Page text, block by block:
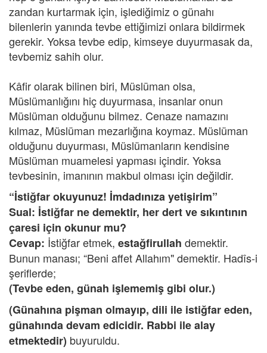
zandan kurtarmak için, işlediğimiz o günahı
bilenlerin yanında tevbe ettiğimizi onlara bildirmek
gerekir. Yoksa tevbe edip, kimseye duyurmasak da,
tevbemiz sahih olur.
Kâfir olarak bilinen biri, Müslüman olsa,
Müslümanlığını hiç duyurmasa, insanlar onun
Müslüman olduğunu bilmez. Cenaze namazını
kılmaz, Müslüman mezarlığına koymaz. Müslüman
olduğunu duyurması, Müslümanların kendisine
Müslüman muamelesi yapması içindir. Yoksa
tevbesinin, imanının makbul olması için değildir.
“İstiğfar okuyunuz! İmdadınıza yetişirim”
Sual: İstiğfar ne demektir, her dert ve sıkıntının
çaresi için okunur mu?
Cevap: İstiğfar etmek, estağfirullah demektir.
Bunun manası; “Beni affet Allahım" demektir. Hadîs-i
şeriflerde;
(Tevbe eden, günah işlememiş gibi olur.)
(Günahına pişman olmayıp, dili ile istiğfar eden,
günahında devam edicidir. Rabbi ile alay
etmektedir) buyuruldu.